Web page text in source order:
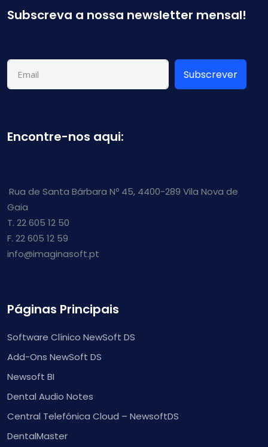
Subscreva a nossa newsletter mensal!
Subscrever
Encontre-nos aqui:
Rua de Santa Bárbara Nº 45, 4400-289 Vila Nova de
Gaia
T. 22 605 12 50
F. 22 605 12 59
info@imaginasoft.pt
Páginas Principais
Software Clínico NewSoft DS
Add-Ons NewSoft DS
Newsoft BI
Dental Audio Notes
Central Telefónica Cloud – NewsoftDS
DentalMaster